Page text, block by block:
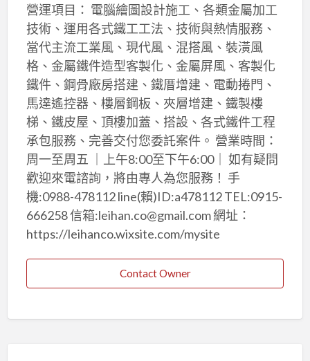
營運項目： 電腦繪圖設計施工、各類金屬加工
技術、運用各式鐵工工法、技術與熱情服務、
當代主流工業風、現代風、混搭風、裝潢風
格、金屬鐵件造型客製化、金屬屏風、客製化
鐵件、鋼骨廠房搭建、鐵厝增建、電動捲門、
馬達遙控器、樓層鋼板、夾層增建、鐵製樓
梯、鐵皮屋、頂樓加蓋、搭設、各式鐵件工程
承包服務、完善交付您委託案件。 營業時間：
周一至周五 ｜上午8:00至下午6:00｜ 如有疑問
歡迎來電諮詢，將由專人為您服務！ 手
機:0988-478112 line(賴)ID:a478112 TEL:0915-
666258 信箱:leihan.co@gmail.com 網址：
https://leihanco.wixsite.com/mysite
Contact Owner